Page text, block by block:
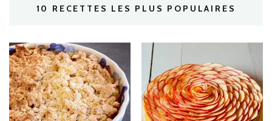
10 RECETTES LES PLUS POPULAIRES